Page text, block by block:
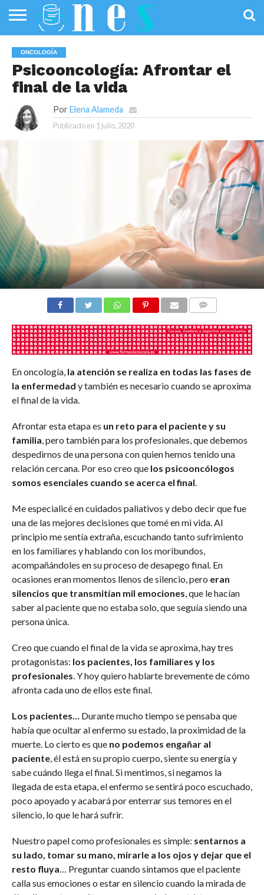
PÚBLICA
SANIDAD
INVESTIGACIÓN
ENTREVISTAS
PROFESIONALES
DE LA SALUD
INFOGRAFÍAS
DE SALUD
OPINIÓN
ONCOLOGÍA
Psicooncología: Afrontar el
final de la vida
Por Elena Alameda
Publicado en 1 julio, 2020
En oncología, la atención se realiza en todas las fases de
la enfermedad y también es necesario cuando se aproxima
el final de la vida.
Afrontar esta etapa es un reto para el paciente y su
familia , pero también para los profesionales, que debemos
despedirnos de una persona con quien hemos tenido una
relación cercana. Por eso creo que los psicooncólogos
somos esenciales cuando se acerca el final
Me especialicé en cuidados paliativos y debo decir que fue
una de las mejores decisiones que tomé en mi vida. Al
principio me sentía extraña, escuchando tanto sufrimiento
en los familiares y hablando con los moribundos,
acompañándoles en su proceso de desapego final. En
ocasiones eran momentos llenos de silencio, pero eran
silencios que transmitían mil emociones , que le hacían
saber al paciente que no estaba solo, que seguía siendo una
persona única.
Creo que cuando el final de la vida se aproxima, hay tres
protagonistas: los pacientes, los familiares y los
profesionales . Y hoy quiero hablarte brevemente de cómo
afronta cada uno de ellos este final.
Los pacientes…
Durante mucho tiempo se pensaba que
había que ocultar al enfermo su estado, la proximidad de la
muerte. Lo cierto es queno podemos engañar al
paciente, él está en su propio cuerpo, siente su energía y
sabe cuándo llega el final. Si mentimos, si negamos la
llegada de esta etapa, el enfermo se sentirá poco escuchado,
poco apoyado y acabará por enterrar sus temores en el
silencio, lo que le hará sufrir.
Nuestro papel como profesionales es simple: sentarnos a
su lado, tomar su mano, mirarle a los ojos y dejar que el
resto fluya … Preguntar cuando sintamos que el paciente
calla sus emociones o estar en silencio cuando la mirada de